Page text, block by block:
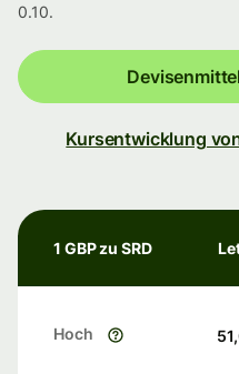
0.10.
Kursentwicklung
1 GBP zu SRD
Hoch